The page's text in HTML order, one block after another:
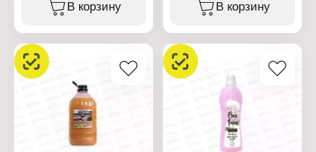
ручной стирки и
обуви. Является
незаменимым средством
для комплексной уборки.
Легко удаляет сильные
загрязнения, стойкие
жировые отложения,
эффективно борется с
пятнами. Используется
для обезжиривания и
В корзину
для мытья рук, не
антибактериальным
эффектом.
Характеристики:
Торговая марка: Rain
Тип товара: Мыло
Вариация:
"Хозяйственное"
В корзину